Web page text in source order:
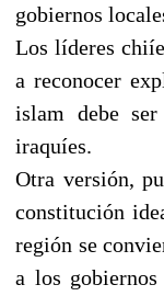
gobiernos
Los líderes
a reconocer
islam debe
iraquíes.
Otra versión,
constitución
región se
a los